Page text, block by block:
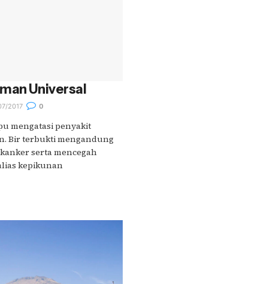
Universal
2017 0
mengatasi penyakit
Bir terbukti mengandung
serta mencegah
kepikunan